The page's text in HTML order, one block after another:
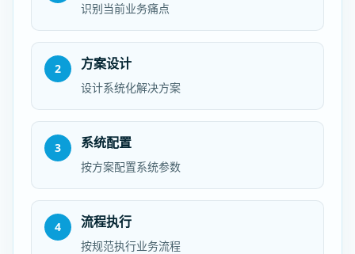
识别当前业务痛点
2 方案设计
设计系统化解决方案
3 系统配置
按方案配置系统参数
4 流程执行
按规范执行业务流程